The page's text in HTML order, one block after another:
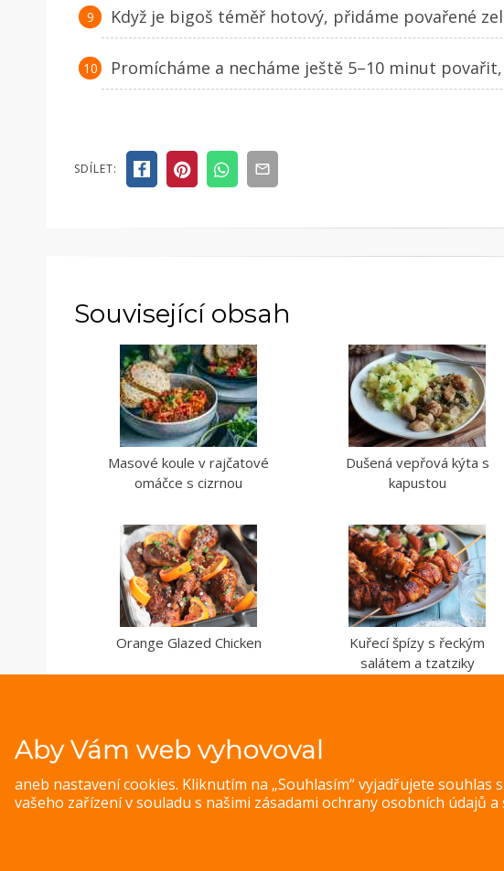
Když je bigoš téměř hotový, přidáme povařené
Promícháme a necháme ještě 5–10 minut
SDÍLET:
Související obsah
Masové koule v rajčatové
omáčce s cizrnou
Dušená vepřová kýta s
kapustou
Orange Glazed Chicken
Kuřecí špízy s řeckým
salátem a tzatziky
Aby Vám web vyhovoval
aneb nastavení cookies. Kliknutím na „Souhlasím“ vyjadřujete souhlas
vašeho zařízení v souladu s našimi zásadami ochrany osobních údajů a